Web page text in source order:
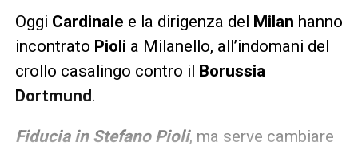
Oggi Cardinale e la dirigenza del Milan hanno
incontrato Pioli a Milanello, all’indomani del
crollo casalingo contro il Borussia
Dortmund.
Fiducia in Stefano Pioli, ma serve cambiare